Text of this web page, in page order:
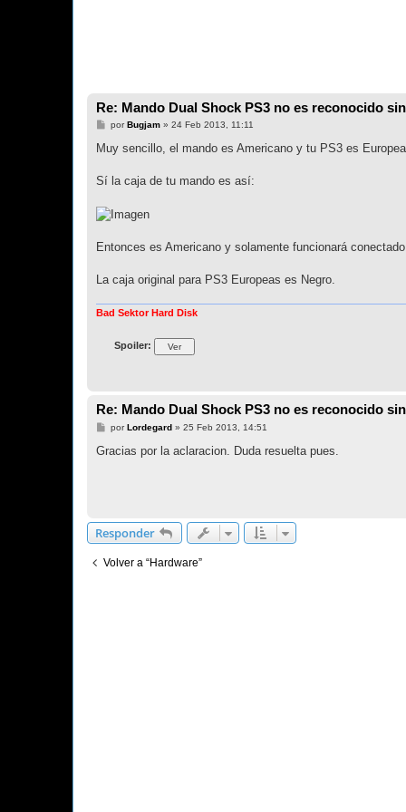
Re: Mando Dual Shock PS3 no es reconocido
M
n
j
porBugjam» 24 Feb 2013, 11:11
Muy sencillo, el mando es Americano y tu PS3 es
Sí la caja de tu mando es así:
Entonces es Americano y solamente funcionará
La caja original para PS3 Europeas es Negro.
Bad Sektor Hard Disk
Spoiler:
Re: Mando Dual Shock PS3 no es reconocido
M
n
porLordegard» 25 Feb 2013, 14:51
Gracias por la aclaracion. Duda resuelta pues.
Responder
Volver a “Hardware”